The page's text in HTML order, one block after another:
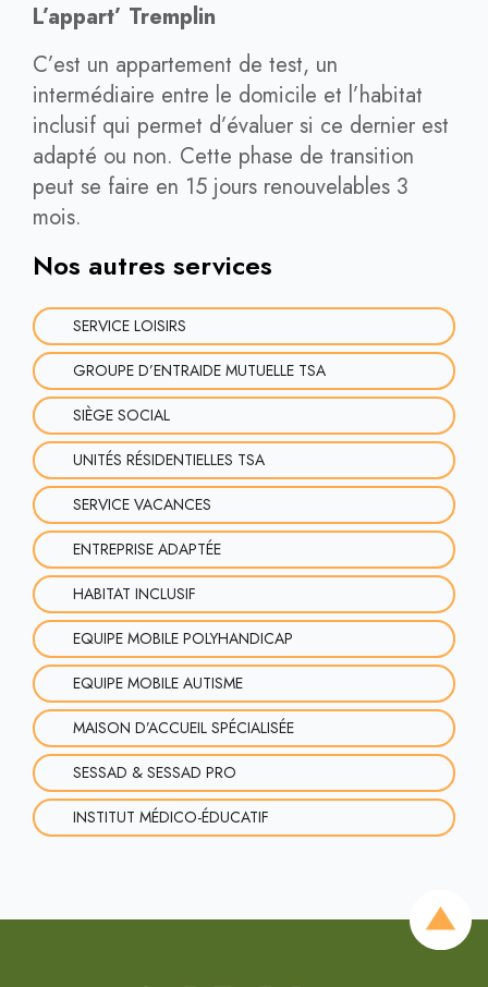
L’appart’ Tremplin
C’est un appartement de test, un
intermédiaire entre le domicile et l’habitat
inclusif qui permet d’évaluer si ce dernier est
adapté ou non. Cette phase de transition
peut se faire en 15 jours renouvelables 3
mois.
Nos autres services
SERVICE LOISIRS
GROUPE D’ENTRAIDE MUTUELLE TSA
SIÈGE SOCIAL
UNITÉS RÉSIDENTIELLES TSA
SERVICE VACANCES
ENTREPRISE ADAPTÉE
HABITAT INCLUSIF
EQUIPE MOBILE POLYHANDICAP
EQUIPE MOBILE AUTISME
MAISON D’ACCUEIL SPÉCIALISÉE
SESSAD & SESSAD PRO
INSTITUT MÉDICO-ÉDUCATIF